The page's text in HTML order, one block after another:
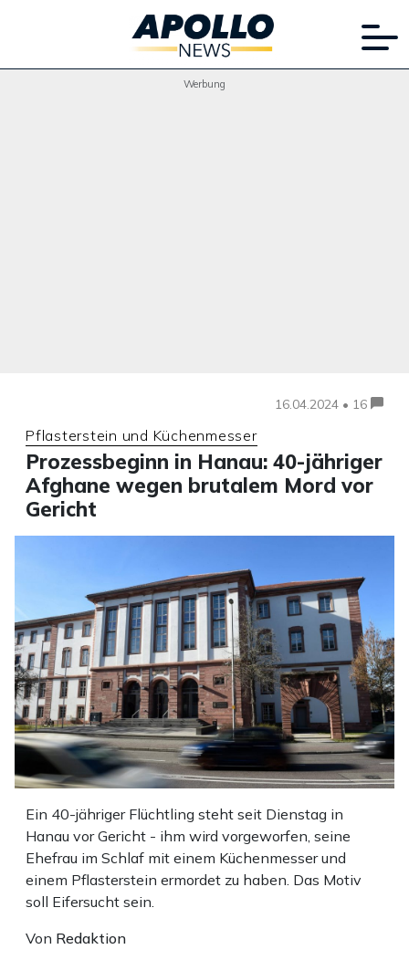
Werbung
16.04.2024 • 16
Pflasterstein und Küchenmesser
Prozessbeginn in Hanau: 40-jähriger
Afghane wegen brutalem Mord vor
Gericht
Ein 40-jähriger Flüchtling steht seit Dienstag in
Hanau vor Gericht - ihm wird vorgeworfen, seine
Ehefrau im Schlaf mit einem Küchenmesser und
einem Pflasterstein ermordet zu haben. Das Motiv
soll Eifersucht sein.
Von Redaktion